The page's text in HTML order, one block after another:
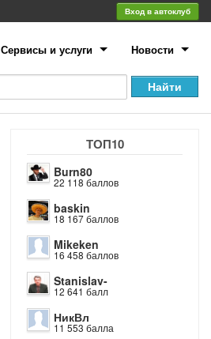
Вход в автоклуб
Сервисы и услуги Новости
ТОП10
Burn80
22 118 баллов
baskin
18 167 баллов
Mikeken
16 458 баллов
Stanislav-
12 641 балл
НикВл
11 553 балла